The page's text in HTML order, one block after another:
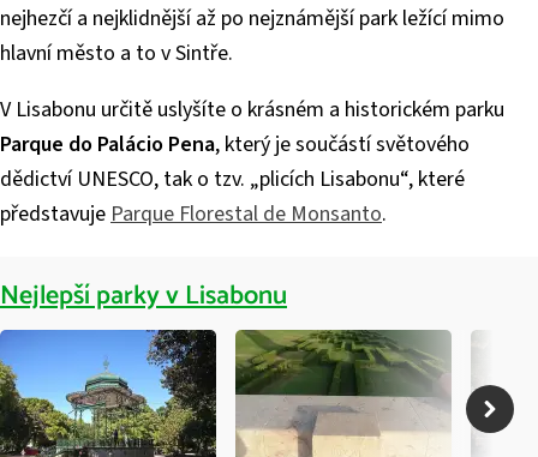
nejhezčí a nejklidnější až po nejznámější park ležící mimo
hlavní město a to v Sintře.
V Lisabonu určitě uslyšíte o krásném a historickém parku
Parque do Palácio Pena, který je součástí světového
dědictví UNESCO, tak o tzv. „plicích Lisabonu“, které
představuje Parque Florestal de Monsanto.
Nejlepší parky v Lisabonu